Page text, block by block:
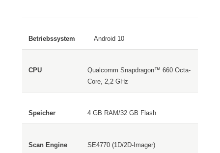
Android 10
Qualcomm Snapdragon™ 660 Octa-
Core, 2,2 GHz
4 GB RAM/32 GB Flash
SE4770 (1D/2D-Imager)